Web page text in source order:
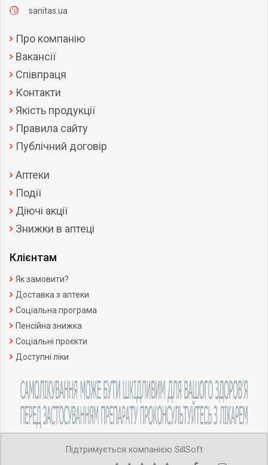
sanitas.ua
Про компанію
Вакансії
Співпраця
Контакти
Якість продукції
Правила сайту
Публічний договір
Аптеки
Події
Діючі акції
Знижки в аптеці
Клієнтам
Як замовити?
Доставка з аптеки
Соціальна програма
Пенсійна знижка
Соціальні проєкти
Доступні ліки
Підтримується компанією SillSoft